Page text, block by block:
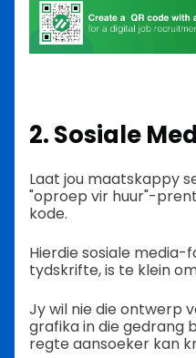
2. Sosiale
Laat jou maatskappy
"oproep vir huur"-
kode.
Hierdie sosiale media-
tydskrifte, is te klein
Jy wil nie die ontwerp
grafika in die gedrang
regte aansoeker kan